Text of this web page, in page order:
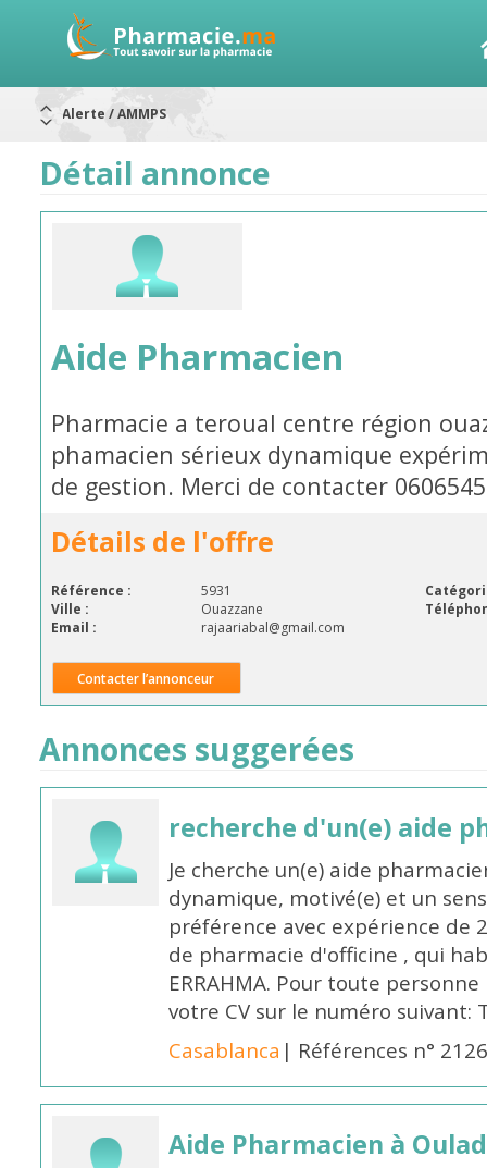
Alerte / AMMPS
Aureomycine ophtalmique : Rappel de lots
Nouveau : Déclaration d'effets indésirables
ARRÊT DE COMMERCIALISATION
RAPPELS DE LOTS
Rappel de lots : préparations lactées
Détail annonce
Aide Pharmacien
Pharmacie a teroual centre région
phamacien sérieux dynamique
de gestion. Merci de contacter
Détails de l'offre
Référence : 5931
Ville :
Ouazzane
Email :
rajaariabal@gmail.com
Contacter l’annonceur
Annonces suggerées
recherche d'un(e) aide
Je cherche un(e) aide
dynamique, motivé(e) et un
préférence avec expérience de
de pharmacie d'officine , qui
ERRAHMA. Pour toute
votre CV sur le numéro suivant:
Casablanca | Références n°
Aide Pharmacien à